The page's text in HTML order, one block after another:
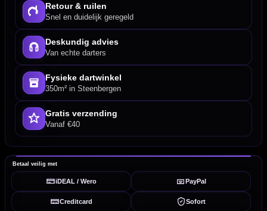
Retour & ruilen
Snel en duidelijk geregeld
Deskundig advies
Van echte darters
Fysieke dartwinkel
350m² in Steenbergen
Gratis verzending
Vanaf €40
Betaal veilig met
iDEAL / Wero PayPal
Creditcard Sofort